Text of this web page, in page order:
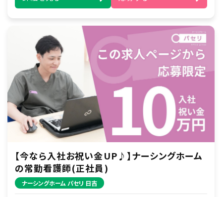
【今なら入社お祝い金UP♪】ナーシングホーム
の常勤看護師(正社員)
ナーシングホーム パセリ 日吉